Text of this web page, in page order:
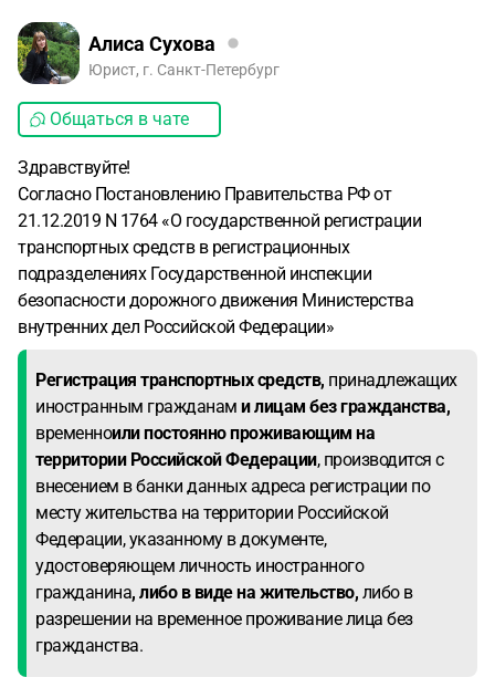
Алиса Сухова
Юрист, г. Санкт-Петербург
Общаться в чате
Здравствуйте!
Согласно Постановлению Правительства РФ от
21.12.2019 N 1764 «О государственной регистрации
транспортных средств в регистрационных
подразделениях Государственной инспекции
безопасности дорожного движения Министерства
внутренних дел Российской Федерации»
Регистрация транспортных средств, принадлежащих
иностранным гражданам и лицам без гражданства,
временноили постоянно проживающим на
территории Российской Федерации, производится с
внесением в банки данных адреса регистрации по
месту жительства на территории Российской
Федерации, указанному в документе,
удостоверяющем личность иностранного
гражданина, либо в виде на жительство, либо в
разрешении на временное проживание лица без
гражданства.